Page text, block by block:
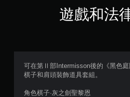
遊戲和法
可在第Ⅱ部Intermisson後的《黑色
棋子和肩頭裝飾道具套組。
角色棋子·灰之劍聖黎恩